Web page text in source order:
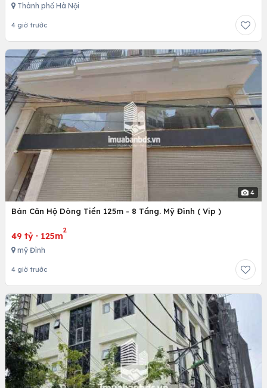
Thành phố Hà Nội
4 giờ trước
4
Bán Căn Hộ Dòng Tiền 125m - 8 Tầng. Mỹ Đình ( Vip )
49 tỷ · 125m
2
mỹ Đình
4 giờ trước